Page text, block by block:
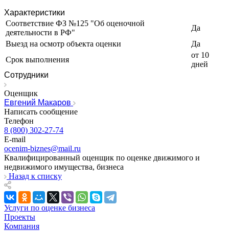
Характеристики
Соответствие ФЗ №125 "Об оценочной
деятельности в РФ"
Да
Выезд на осмотр объекта оценки
Да
Срок выполнения
от 10
дней
Сотрудники
Оценщик
Евгений Макаров
Написать сообщение
Телефон
8 (800) 302-27-74
E-mail
ocenim-biznes@mail.ru
Квалифицированный оценщик по оценке движимого и
недвижимого имущества, бизнеса
Назад к списку
Услуги по оценке бизнеса
Проекты
Компания
Искитим
Истра
Ишим
Йошкар-Ола
Казань
Калининград
Калуга
Камбарка
Каменка
Каменск-Уральский
Каменск-Шахтинский
Камень-на-Оби
Камышин
Камышлов
Канаш
Кандалакша
Канск
Карачев